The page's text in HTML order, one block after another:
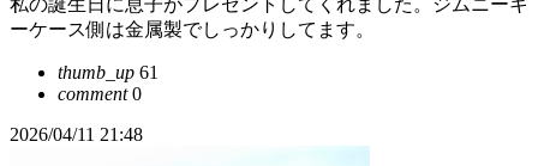
ーケース側は金属製でしっかりしてます。
thumb_up 61
comment0
2026/04/11 21:48